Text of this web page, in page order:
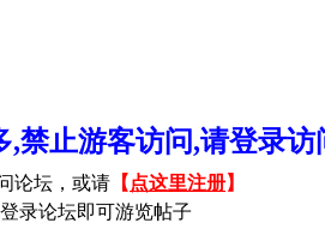
,禁止游客访问,请登录
论坛，或请 【 点这里注册】
录论坛即可游览帖子